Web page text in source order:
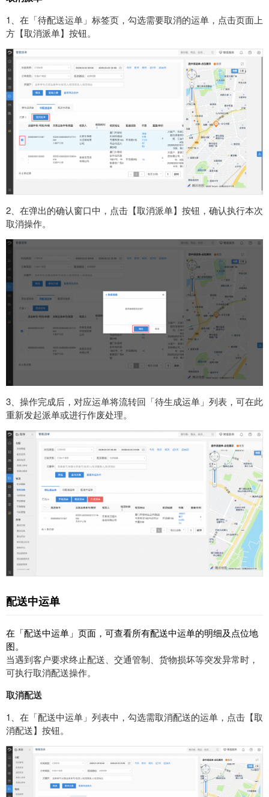
1、在「待配送运单」标签页，勾选需要取消的运单，点击页面上
方【取消派单】按钮。
2、在弹出的确认窗口中，点击【取消派单】按钮，确认执行本次
取消操作。
3、操作完成后，对应运单将流转回「待生成运单」列表，可在此
重新发起派单或进行作废处理。
配送中运单
在「配送中运单」页面，可查看所有配送中运单的明细及点位地
图。
当遇到客户要求终止配送、交通管制、货物损坏等突发异常时，
可执行取消配送操作。
取消配送
1、在「配送中运单」列表中，勾选需取消配送的运单，点击【取
消配送】按钮。